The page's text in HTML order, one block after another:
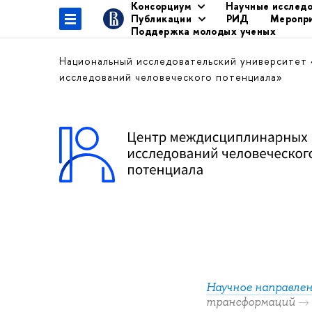
Консорциум
Научные
Публикации
РИД
Поддержка молодых ученых
Национальный исследовательский
исследований человеческого потенциала»
Научное
трансформаций →